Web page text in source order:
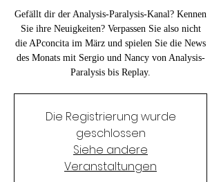
Gefällt dir der Analysis-Paralysis-Kanal? Kennen
Sie ihre Neuigkeiten? Verpassen Sie also nicht
die APconcita im März und spielen Sie die News
des Monats mit Sergio und Nancy von Analysis-
Paralysis bis Replay.
Die Registrierung wurde
geschlossen
Siehe andere
Veranstaltungen